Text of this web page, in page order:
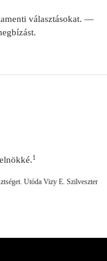
választásokat. —
1
Utóda Vizy E. Szilveszter